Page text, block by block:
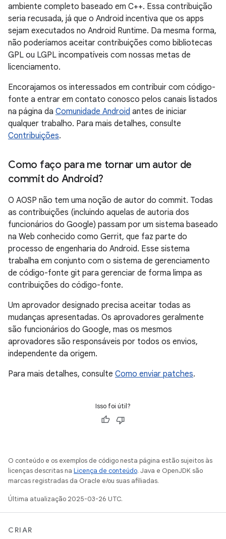
ambiente completo baseado em C++. Essa contribuição
seria recusada, já que o Android incentiva que os apps
sejam executados no Android Runtime. Da mesma forma,
não poderíamos aceitar contribuições como bibliotecas
GPL ou LGPL incompatíveis com nossas metas de
licenciamento.
Encorajamos os interessados em contribuir com código-
fonte a entrar em contato conosco pelos canais listados
na página da Comunidade Android antes de iniciar
qualquer trabalho. Para mais detalhes, consulte
Contribuições.
Como faço para me tornar um autor de
commit do Android?
O AOSP não tem uma noção de autor do commit. Todas
as contribuições (incluindo aquelas de autoria dos
funcionários do Google) passam por um sistema baseado
na Web conhecido como Gerrit, que faz parte do
processo de engenharia do Android. Esse sistema
trabalha em conjunto com o sistema de gerenciamento
de código-fonte git para gerenciar de forma limpa as
contribuições do código-fonte.
Um aprovador designado precisa aceitar todas as
mudanças apresentadas. Os aprovadores geralmente
são funcionários do Google, mas os mesmos
aprovadores são responsáveis por todos os envios,
independente da origem.
Para mais detalhes, consulte Como enviar patches.
Isso foi útil?
O conteúdo e os exemplos de código nesta página estão sujeitos às
licenças descritas na Licença de conteúdo. Java e OpenJDK são
marcas registradas da Oracle e/ou suas afiliadas.
Última atualização 2025-03-26 UTC.
CRIAR